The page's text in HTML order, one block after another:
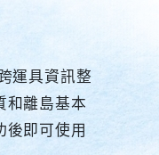
運具資訊整
和離島基本
後即可使用